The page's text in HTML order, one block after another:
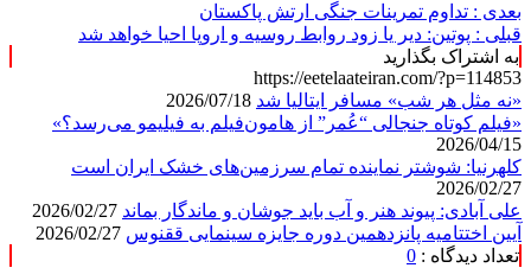
بعدی : تداوم تمرینات جنگی ارتش پاکستان
قبلی : پوتین: دیر یا زود روابط روسیه و اروپا احیا خواهد شد
به اشتراک بگذارید
https://eetelaateiran.com/?p=114853
«نه مثل هر شب» مسافر ایتالیا شد
«فیلم کوتاه جنجالی “عُمر” از هامون‌فیلم به فیلیمو می‌رسد؟»
2026/04/15
کلهرنیا: شوشتر نماینده تمام سرزمین‌های خشک ایران است
2026/02/27
علی آبادی: پیوند هنر و آب باید جوشان و ماندگار بماند
آیین اختتامیه پانزدهمین دوره جایزه سینمایی ققنوس
تعداد دیدگاه : 0